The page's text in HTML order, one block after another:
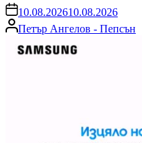
on 10.08.202610.08.2026
Posted
by
Петър Ангелов - Пепсън